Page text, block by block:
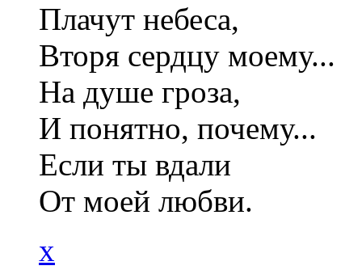
Плачут небеса,
Вторя сердцу моему...
На душе гроза,
И понятно, почему...
Если ты вдали
От моей любви.
x